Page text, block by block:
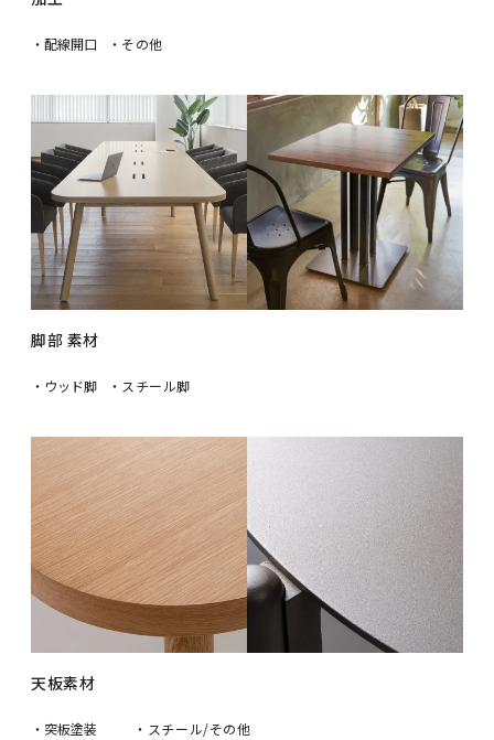
・配線開口 ・その他
脚部 素材
・ウッド脚 ・スチール脚
天板素材
・突板塗装
・スチール/その他